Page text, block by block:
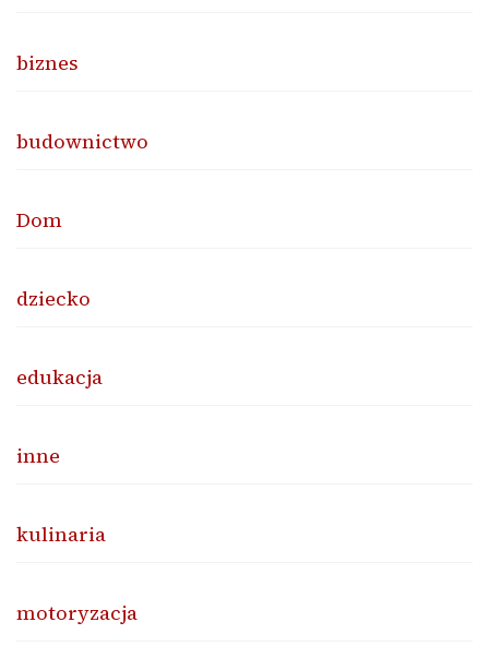
biznes
budownictwo
Dom
dziecko
edukacja
inne
kulinaria
motoryzacja